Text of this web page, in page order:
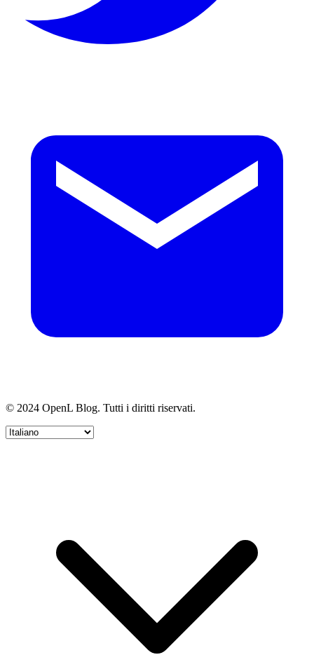
© 2024 OpenL Blog. Tutti i diritti riservati.